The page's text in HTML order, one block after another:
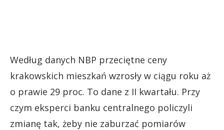
Według danych NBP przeciętne ceny
krakowskich mieszkań wzrosły w ciągu roku aż
o prawie 29 proc. To dane z II kwartału. Przy
czym eksperci banku centralnego policzyli
zmianę tak, żeby nie zaburzać pomiarów